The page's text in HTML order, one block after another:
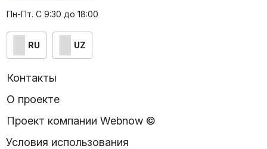
Пн-Пт. С 9:30 до 18:00
RU UZ
Контакты
О проекте
Проект компании Webnow ©
Условия использования